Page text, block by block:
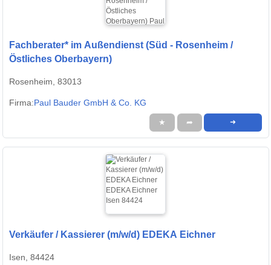
Fachberater* im Außendienst (Süd - Rosenheim /
Östliches Oberbayern)
Rosenheim, 83013
Firma:Paul Bauder GmbH & Co. KG
★ ➦ ➜
Verkäufer / Kassierer (m/w/d) EDEKA Eichner
Isen, 84424